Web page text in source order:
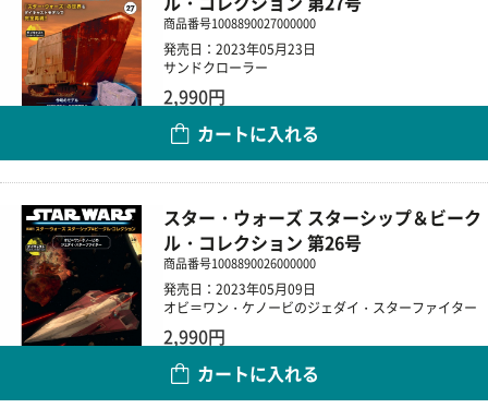
商品番号1008890027000000
発売日：2023年05月23日
サンドクローラー
2,990円
カートに入れる
スター・ウォーズ スターシップ＆ビーク
ル・コレクション 第26号
商品番号1008890026000000
発売日：2023年05月09日
オビ＝ワン・ケノービのジェダイ・スターファイター
2,990円
カートに入れる